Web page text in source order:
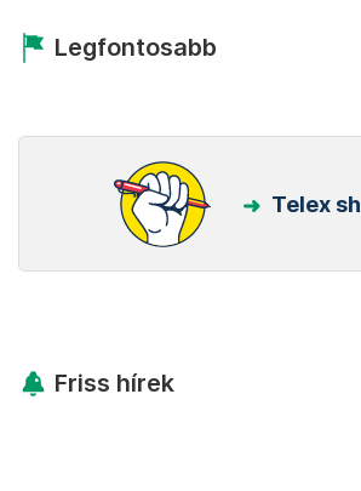
Legfontosabb
Telex
Friss hírek